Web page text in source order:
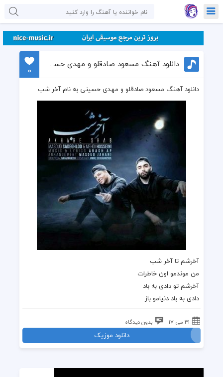
دانلود آهنگ مسعود صادقلو و مهدی حسینی به نام آخر شب
0
دانلود آهنگ مسعود صادقلو و مهدی حسینی به نام آخر شب
آخرشم تا آخر شب
من موندمو اون خاطرات
آخرشم تو دادی به باد
دادی به باد دنیامو باز
31 می 17 بدون دیدگاه
دانلود موزیک